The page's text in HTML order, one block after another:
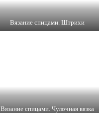
Вязание спицами. Штрихи
Вязание спицами. Чулочная вязка